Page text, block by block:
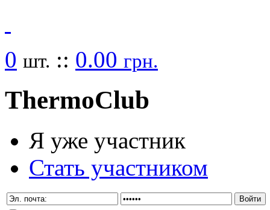
0 шт. :: 0.00 грн.
ThermoClub
Я уже участник
Стать участником